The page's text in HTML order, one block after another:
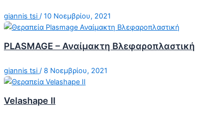
giannis tsi / 10 Νοεμβρίου, 2021
PLASMAGE – Αναίμακτη Βλεφαροπλαστική
giannis tsi / 8 Νοεμβρίου, 2021
Velashape II